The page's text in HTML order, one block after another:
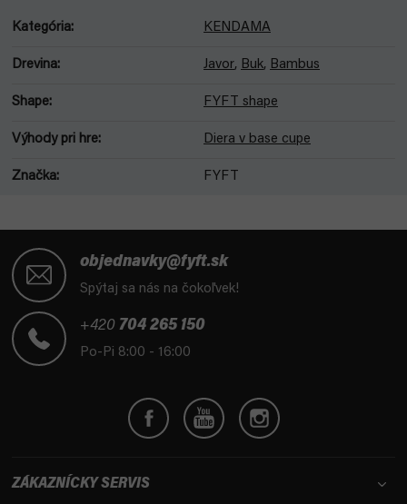
Kategória: KENDAMA
Drevina: Javor, Buk, Bambus
Shape: FYFT shape
Výhody pri hre: Diera v base cupe
Značka: FYFT
objednavky@fyft.sk
Spýtaj sa nás na čokoľvek!
+420 704 265 150
Po-Pi 8:00 - 16:00
ZÁKAZNÍCKY SERVIS